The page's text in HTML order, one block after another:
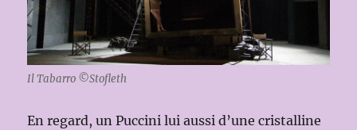
Il Tabarro ©Stofleth
En regard, un Puccini lui aussi d’une cristalline